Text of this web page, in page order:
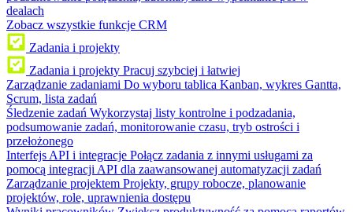
dealach
Zobacz wszystkie funkcje CRM
Zadania i projekty
Zadania i projekty Pracuj szybciej i łatwiej
Zarządzanie zadaniami Do wyboru tablica Kanban, wykres Gantta,
Scrum, lista zadań
Śledzenie zadań Wykorzystaj listy kontrolne i podzadania,
podsumowanie zadań, monitorowanie czasu, tryb ostrości i
przełożonego
Interfejs API i integracje Połącz zadania z innymi usługami za
pomocą integracji API dla zaawansowanej automatyzacji zadań
Zarządzanie projektem Projekty, grupy robocze, planowanie
projektów, role, uprawnienia dostępu